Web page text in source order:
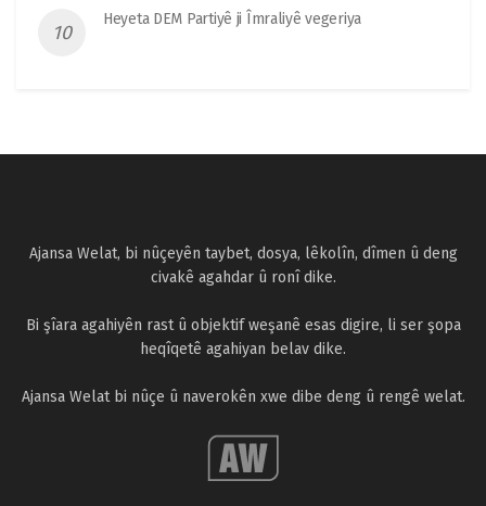
Heyeta DEM Partiyê ji Îmraliyê vegeriya
Ajansa Welat, bi nûçeyên taybet, dosya, lêkolîn, dîmen û deng
civakê agahdar û ronî dike.
Bi şîara agahiyên rast û objektif weşanê esas digire, li ser şopa
heqîqetê agahiyan belav dike.
Ajansa Welat bi nûçe û naverokên xwe dibe deng û rengê welat.